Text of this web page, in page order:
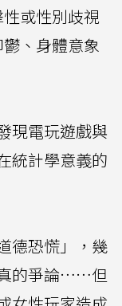
或性別歧視
、身體意象
現電玩遊戲與
統計學意義的
德恐慌」，幾
的爭論……但